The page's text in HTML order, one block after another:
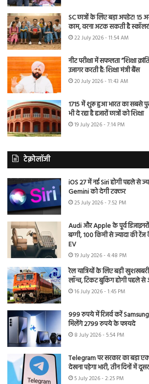
SC छात्रों के लिए बड़ा अपडेट!
काम, वरना अटक सकती है
22 July 2026 - 11:54 AM
नीट परीक्षा में सफलता “शिक्षा
उजागर करती है: शिक्षा मंत्री बैंस
20 July 2026 - 11:43 AM
1715 में शुरू हुआ भारत का सबसे
भी दे रहा है हजारों छात्रों को शिक्षा
19 July 2026 - 7:14 PM
टेक्नोलॉजी
iOS 27 में नई Siri होगी पहले से
Gemini को देगी टक्कर
25 July 2026 - 7:52 PM
Audi और Apple के पूर्व
बग्गी, 100 किमी से ज्यादा की
EV
19 July 2026 - 4:48 PM
रेल यात्रियों के लिए बड़ी
लॉन्च, टिकट बुकिंग होगी पहले
16 July 2026 - 1:45 PM
999 रुपये में रिजर्व करें
मिलेंगे 2799 रुपये के फायदे
8 July 2026 - 5:54 PM
Telegram पर सरकार का बड़ा
देखना पड़ेगा भारी, तीन दिनों में
5 July 2026 - 2:25 PM